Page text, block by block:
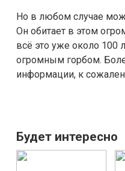
Но в любом случае
Он обитает в этом
всё это уже около 100
огромным горбом.
информации, к
Будет интересно